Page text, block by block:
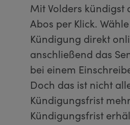
Mit Volders kündigst
Abos per Klick.
Kündigung direkt
anschließend das
bei einem
Doch das ist nicht
Kündigungsfrist
Kündigungsfrist